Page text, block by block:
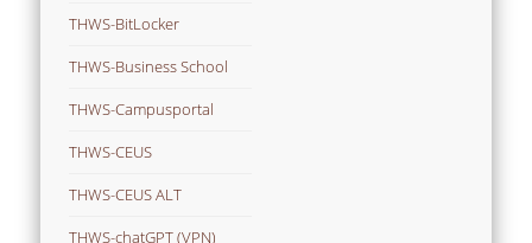
THWS-BitLocker
THWS-Business School
THWS-Campusportal
THWS-CEUS
THWS-CEUS ALT
THWS-chatGPT (VPN)